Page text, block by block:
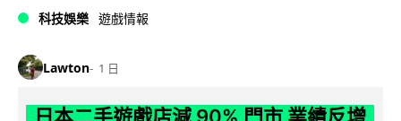
科技娛樂 遊戲情報
Lawton 1 日